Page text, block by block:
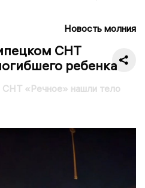
Новость молния
СНТ
ребенка
СНТ «Речное» нашли тело